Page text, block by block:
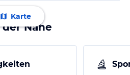
Karte
Nähe